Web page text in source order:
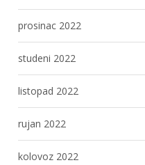
prosinac 2022
studeni 2022
listopad 2022
rujan 2022
kolovoz 2022